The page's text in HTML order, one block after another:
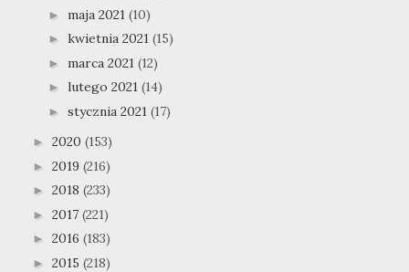
► maja 2021 (10)
► kwietnia 2021 (15)
► marca 2021 (12)
► lutego 2021 (14)
► stycznia 2021 (17)
► 2020 (153)
► 2019 (216)
► 2018 (233)
► 2017 (221)
► 2016 (183)
► 2015 (218)